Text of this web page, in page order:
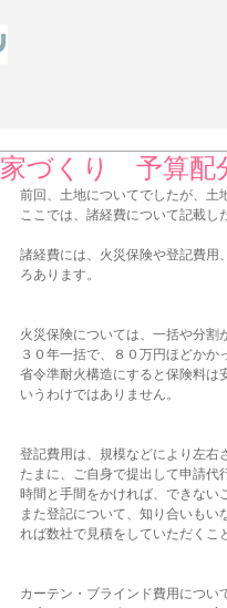
家づくり 予算配
前回、土地についてでしたが、土
ここでは、諸経費について記載し
諸経費には、火災保険や登記費用
ろあります。
火災保険については、一括や分割
３０年一括で、８０万円ほどかか
省令準耐火構造にすると保険料は
いうわけではありません。
登記費用は、規模などにより左右
たまに、ご自身で提出して申請代
時間と手間をかければ、できない
また登記について、知り合いも
れば数社で見積をしていただくこ
カーテン・ブラインド費用につい